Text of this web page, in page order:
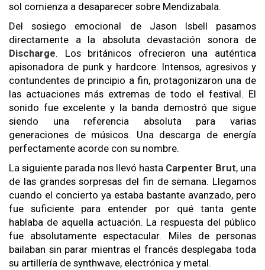
sol comienza a desaparecer sobre Mendizabala.
Del sosiego emocional de Jason Isbell pasamos
directamente a la absoluta devastación sonora de
Discharge. Los británicos ofrecieron una auténtica
apisonadora de punk y hardcore. Intensos, agresivos y
contundentes de principio a fin, protagonizaron una de
las actuaciones más extremas de todo el festival. El
sonido fue excelente y la banda demostró que sigue
siendo una referencia absoluta para varias
generaciones de músicos. Una descarga de energía
perfectamente acorde con su nombre.
La siguiente parada nos llevó hasta Carpenter Brut, una
de las grandes sorpresas del fin de semana. Llegamos
cuando el concierto ya estaba bastante avanzado, pero
fue suficiente para entender por qué tanta gente
hablaba de aquella actuación. La respuesta del público
fue absolutamente espectacular. Miles de personas
bailaban sin parar mientras el francés desplegaba toda
su artillería de synthwave, electrónica y metal.